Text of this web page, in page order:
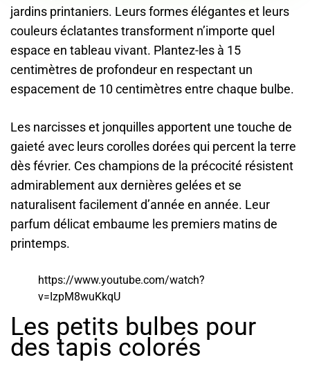
jardins printaniers. Leurs formes élégantes et leurs
couleurs éclatantes transforment n’importe quel
espace en tableau vivant. Plantez-les à 15
centimètres de profondeur en respectant un
espacement de 10 centimètres entre chaque bulbe.
Les narcisses et jonquilles apportent une touche de
gaieté avec leurs corolles dorées qui percent la terre
dès février. Ces champions de la précocité résistent
admirablement aux dernières gelées et se
naturalisent facilement d’année en année. Leur
parfum délicat embaume les premiers matins de
printemps.
https://www.youtube.com/watch?
v=IzpM8wuKkqU
Les petits bulbes pour
des tapis colorés